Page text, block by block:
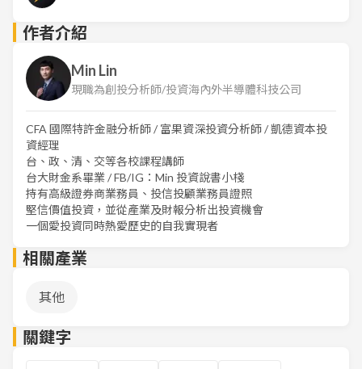
作者介紹
Min Lin
現職為創投分析師/投資海內外半導體科技公司
CFA 國際特許金融分析師 / 富果資深投資分析師 / 凱德資本投
資經理
台、政、清、交等各校課程講師
台大財金系畢業 / FB/IG：Min 投資說書小棧
持有高級證券商業務員、投信投顧業務員證照
堅信價值投資，並從產業及財報分析出投資機會
一個愛投資同時熱愛歷史的自我實現者
相關產業
其他
關鍵字